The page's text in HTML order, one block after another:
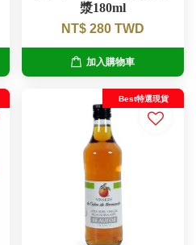
漿180ml
NT$ 280 TWD
加入購物車
Best特選現貨